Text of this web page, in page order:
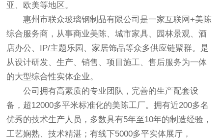
亚、欧美等地区。
惠州市联众玻璃钢制品有限公司是一家互联网+美陈
综合服务商，从事商业美陈、城市家具、园林景观、酒
店办公、IP/主题乐园、家居饰品等众多供应链聚群。是
从设计研发、生产、销售、项目施工、售后服务为一体
的大型综合性实体企业。
公司拥有高素质的专业团队，完善的生产配套设
备，超12000多平米标准化的美陈工厂。拥有近200多名
优秀的技术生产人员，多数具有5年至10年的制造经验，
工艺娴熟、技术精湛；有线下5000多平实体展厅，